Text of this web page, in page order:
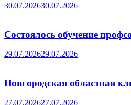
30.07.202630.07.2026
Состоялось обучение
29.07.202629.07.2026
Новгородская областная
27.07.202627.07.2026